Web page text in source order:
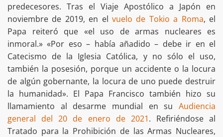
predecesores. Tras el Viaje Apostólico a Japón en
noviembre de 2019, en el vuelo de Tokio a Roma, el
Papa reiteró que «el uso de armas nucleares es
inmoral.» «Por eso – había añadido – debe ir en el
Catecismo de la Iglesia Católica, y no sólo el uso,
también la posesión, porque un accidente o la locura
de algún gobernante, la locura de uno puede destruir
la humanidad». El Papa Francisco también hizo su
llamamiento al desarme mundial en su Audiencia
general del 20 de enero de 2021. Refiriéndose al
Tratado para la Prohibición de las Armas Nucleares,